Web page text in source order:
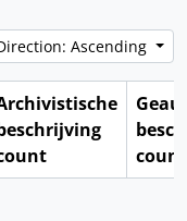
Ascending
count